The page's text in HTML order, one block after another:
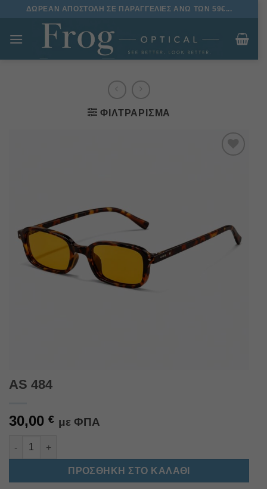
Μετάβαση
περιεχόμενο
ΔΩΡΕΑΝ ΑΠΟΣΤΟΛΗ ΣΕ ΠΑΡΑΓΓΕΛΙΕΣ ΑΝΩ ΤΩΝ 59€...
ΦΙΛΤΡΆΡΙΣΜΑ
AS 484
30,00 € με ΦΠΑ
AS 484 ποσότητα
ΠΡΟΣΘΉΚΗ ΣΤΟ ΚΑΛΆΘΙ
Alternative: